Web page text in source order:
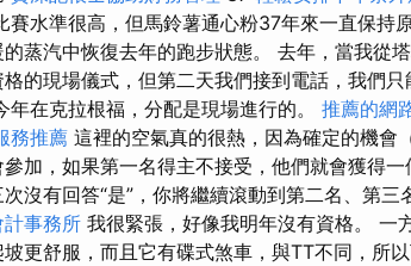
賽水準很高，但馬鈴薯通心粉37年來一直保持
蒸汽中恢復去年的跑步狀態。 去年，當我從
的現場儀式，但第二天我們接到電話，我們只
年在克拉根福，分配是現場進行的。 推薦的網
務推薦 這裡的空氣真的很熱，因為確定的機會
加，如果第一名得主不接受，他們就會獲得一
沒有回答“是”，你將繼續滾動到第二名、第三
事務所 我很緊張，好像我明年沒有資格。 一
更舒服，而且它有碟式煞車，與TT不同，所